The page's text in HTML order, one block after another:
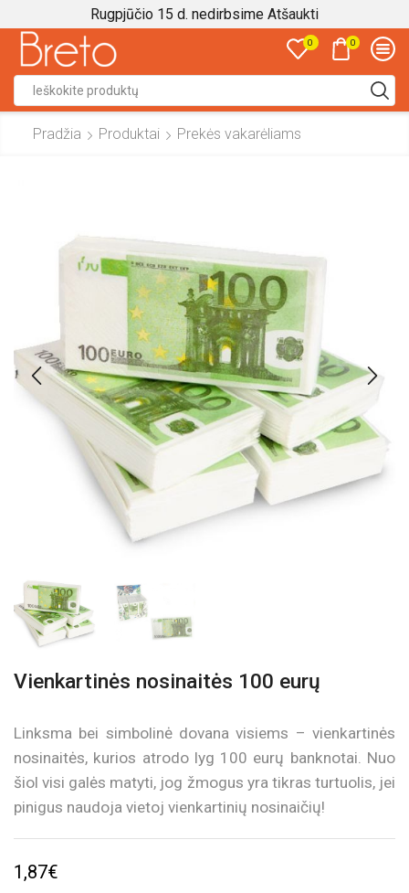
Rugpjūčio 15 d. nedirbsime Atšaukti
0 0
input
Pradžia Produktai Prekės vakarėliams
Vienkartinės nosinaitės 100 eurų
Linksma bei simbolinė dovana visiems – vienkartinės
nosinaitės, kurios atrodo lyg 100 eurų banknotai. Nuo
šiol visi galės matyti, jog žmogus yra tikras turtuolis, jei
pinigus naudoja vietoj vienkartinių nosinaičių!
1,87€